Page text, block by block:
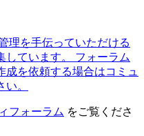
理を手伝っていただける
しています。
フォーラム
成を依頼する場合はコミュ
。
フォーラム をご覧くださ